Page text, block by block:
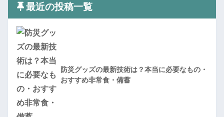
最近の投稿一覧
防災グッズの最新技術は？本当に必要なもの・
おすすめ非常食・備蓄